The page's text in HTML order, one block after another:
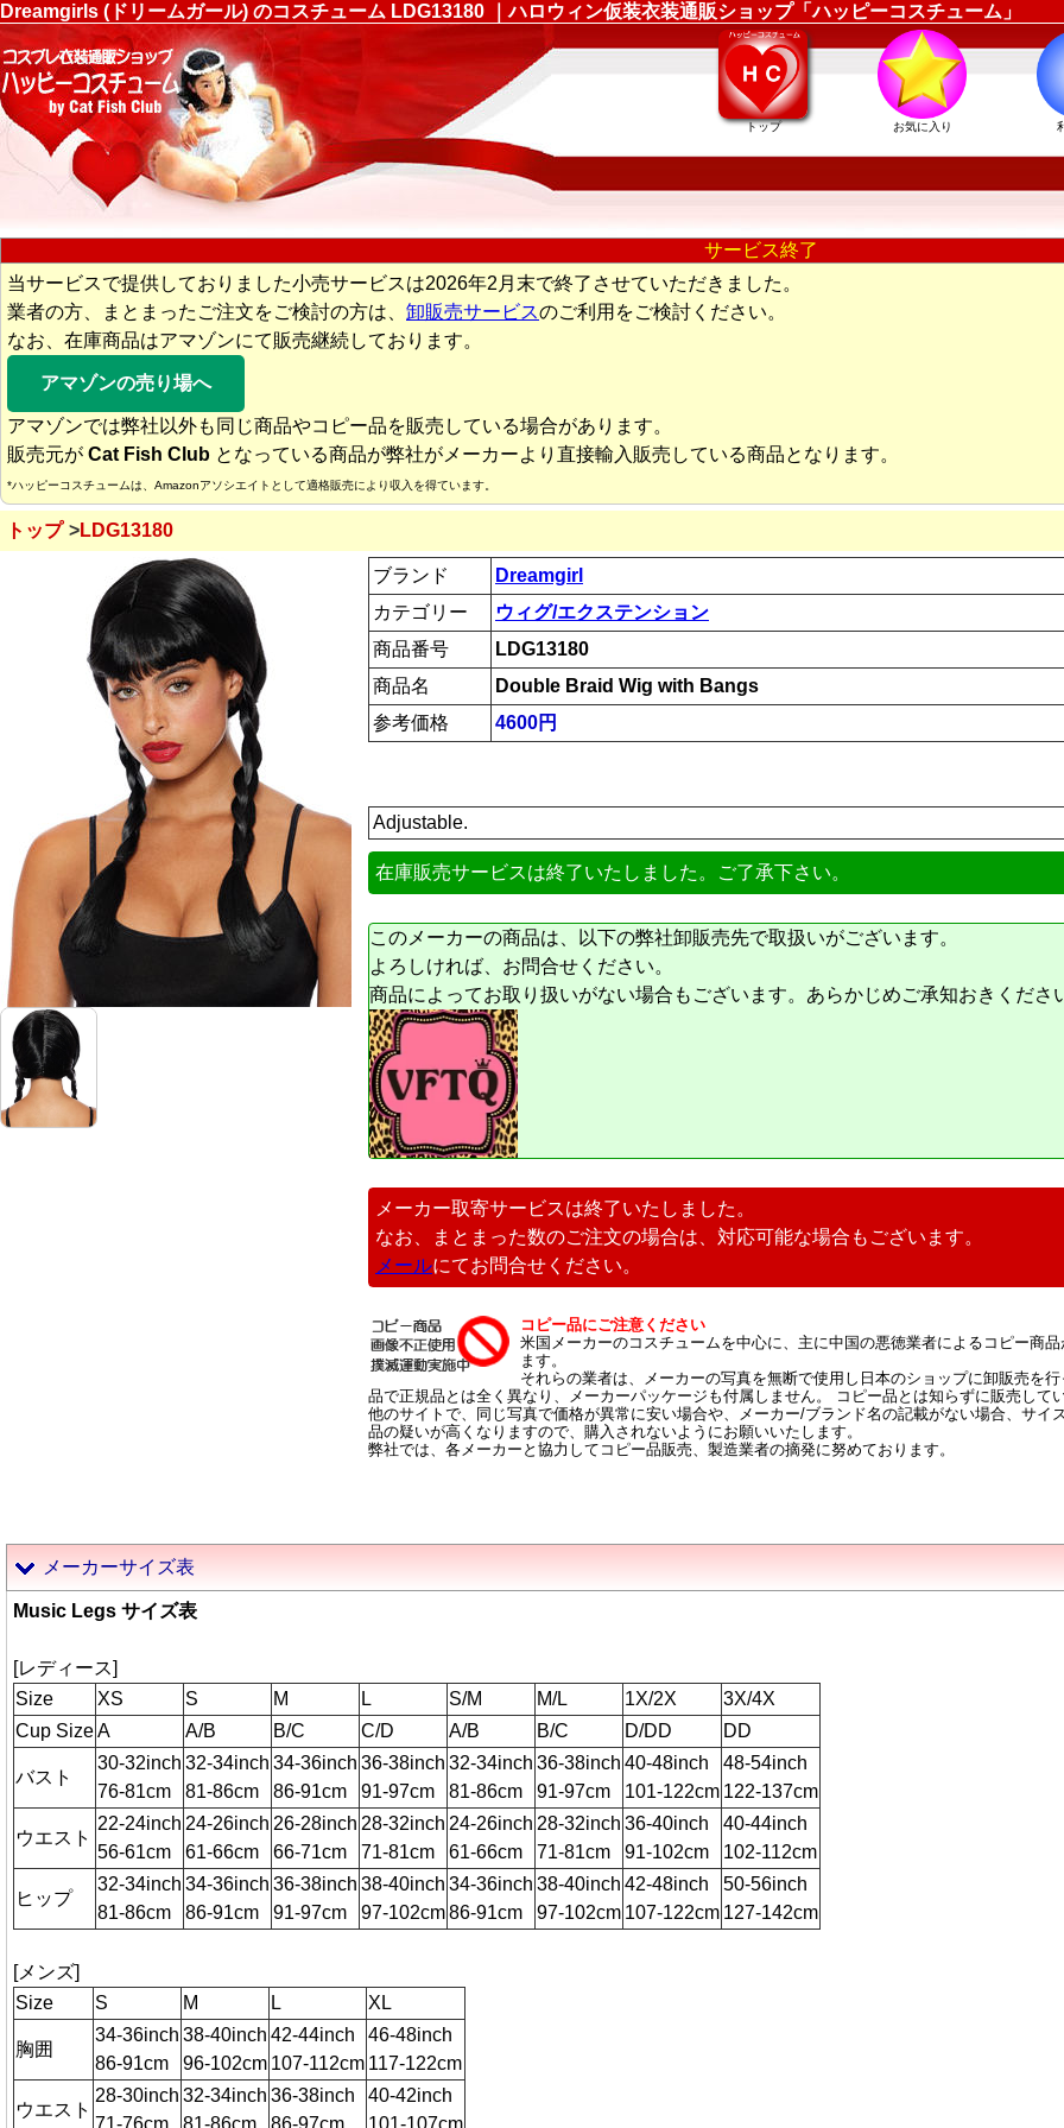
Dreamgirls (ドリームガール) のコスチューム LDG13180 ｜ハロウィン仮装衣装通販ショップ「ハッピーコスチューム」
トップ お気に入り
サービス終了
当サービスで提供しておりました小売サービスは2026年2月末で終了させていただきました。
業者の方、まとまったご注文をご検討の方は、 卸販売サービスのご利用をご検討ください。
なお、在庫商品はアマゾンにて販売継続しております。
アマゾンの売り場へ
アマゾンでは弊社以外も同じ商品やコピー品を販売している場合があります。
販売元が Cat Fish Club となっている商品が弊社がメーカーより直接輸入販売している商品となります。
*ハッピーコスチュームは、Amazonアソシエイトとして適格販売により収入を得ています。
トップ LDG13180
ブランド
Dreamgirl
カテゴリー
ウィグ/エクステンション
商品番号
LDG13180
商品名
Double Braid Wig with Bangs
参考価格
4600円
Adjustable.
在庫販売サービスは終了いたしました。ご了承下さい。
このメーカーの商品は、以下の弊社卸販売先で取扱いがございます。
よろしければ、お問合せください。
商品によってお取り扱いがない場合もございます。あらかじめご承知おきくださ
メーカー取寄サービスは終了いたしました。
なお、まとまった数のご注文の場合は、対応可能な場合もございます。
メールにてお問合せください。
コピー品にご注意ください
米国メーカーのコスチュームを中心に、主に中国の悪徳業者によるコピー商
ます。
それらの業者は、メーカーの写真を無断で使用し日本のショップに卸販売を
品で正規品とは全く異なり、メーカーパッケージも付属しません。 コピー品とは知らずに販売して
他のサイトで、同じ写真で価格が異常に安い場合や、メーカー/ブランド名の記載がない場合、サイ
品の疑いが高くなりますので、購入されないようにお願いいたします。
弊社では、各メーカーと協力してコピー品販売、製造業者の摘発に努めております。
メーカーサイズ表
Music Legs サイズ表
[レディース]
Size
XS S M L S/M M/L 1X/2X
3X/4X
Cup SizeA A/B B/C C/D A/B B/C D/DD DD
バスト
30-32inch
76-81cm
32-34inch
81-86cm
34-36inch
86-91cm
36-38inch
91-97cm
32-34inch
81-86cm
36-38inch
91-97cm
40-48inch
101-122cm
48-54inch
122-137cm
ウエスト
22-24inch
56-61cm
24-26inch
61-66cm
26-28inch
66-71cm
28-32inch
71-81cm
24-26inch
61-66cm
28-32inch
71-81cm
36-40inch
91-102cm
40-44inch
102-112cm
ヒップ
32-34inch
81-86cm
34-36inch
86-91cm
36-38inch
91-97cm
38-40inch
97-102cm
34-36inch
86-91cm
38-40inch
97-102cm
42-48inch
107-122cm
50-56inch
127-142cm
[メンズ]
Size
S M L XL
胸囲
34-36inch
86-91cm
38-40inch
96-102cm
42-44inch
107-112cm
46-48inch
117-122cm
ウエスト
28-30inch
71-76cm
32-34inch
81-86cm
36-38inch
86-97cm
40-42inch
101-107cm